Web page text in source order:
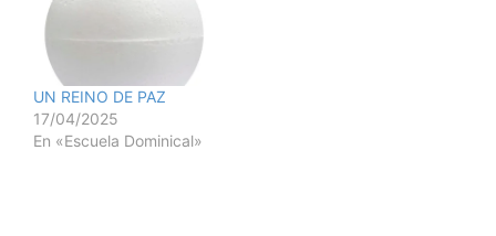
UN REINO DE PAZ
17/04/2025
En «Escuela Dominical»